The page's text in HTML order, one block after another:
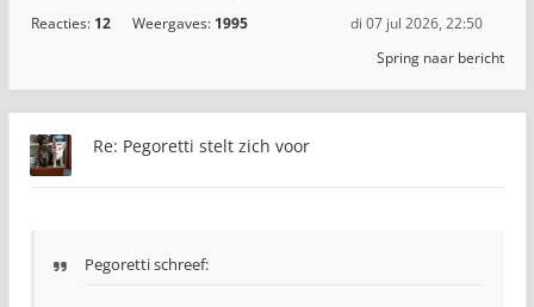
Reacties: 12 Weergaves: 1995
di 07 jul 2026, 22:50
Spring naar bericht
Re: Pegoretti stelt zich voor
Pegoretti schreef: